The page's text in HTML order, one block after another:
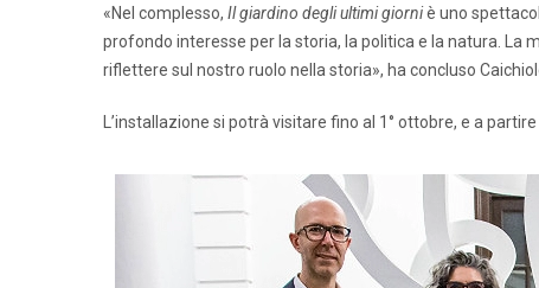
«Nel complesso, Il giardino degli ultimi giorniè uno
profondo interesse per la storia, la politica e la natura. La
riflettere sul nostro ruolo nella storia», ha concluso
L’installazione si potrà visitare fino al 1° ottobre, e a